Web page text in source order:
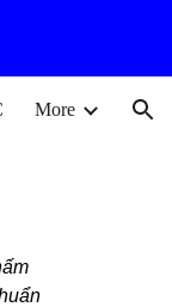
More